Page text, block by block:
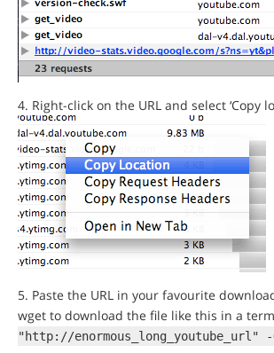
Right-click on the URL and select ‘Copy
Paste the URL in your favourite
wget to download the file like this in a
"http://enormous_long_youtube_url"